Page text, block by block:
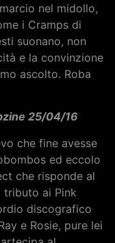
nel midollo,
i Cramps di
suonano, non
e la convinzione
ascolto. Roba
25/04/16
che fine avesse
ed eccolo
che risponde al
tributo ai Pink
discografico
e Rosie, pure lei